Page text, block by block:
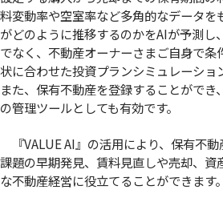
料変動率や空室率など多角的なデータを
がどのように推移するのかをAIが予測し
でなく、不動産オーナーさまご自身で条
状に合わせた投資プランシミュレーショ
また、保有不動産を登録することがで
の管理ツールとしても有効です。
『VALUE AI』の活用により、保有不
課題の早期発見、賃料見直しや売却、資
な不動産経営に役立てることができます。